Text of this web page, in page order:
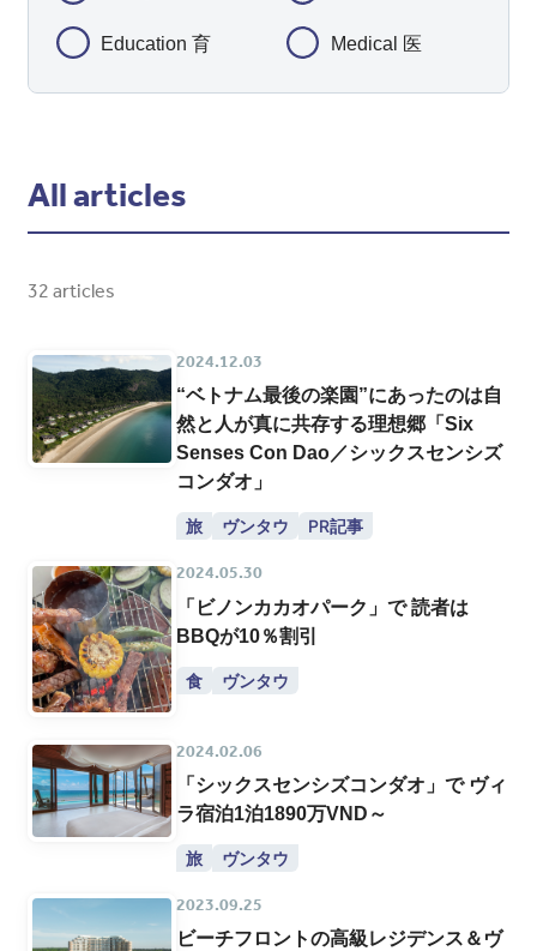
Education 育 Medical 医
All articles
32 articles
2024.12.03
“ベトナム最後の楽園”にあったのは自
然と人が真に共存する理想郷「Six
Senses Con Dao／シックスセンシズ
コンダオ」
旅 ヴンタウ PR記事
2024.05.30
「ビノンカカオパーク」で 読者は
BBQが10％割引
食 ヴンタウ
2024.02.06
「シックスセンシズコンダオ」で ヴィ
ラ宿泊1泊1890万VND～
旅 ヴンタウ
2023.09.25
ビーチフロントの高級レジデンス＆ヴ